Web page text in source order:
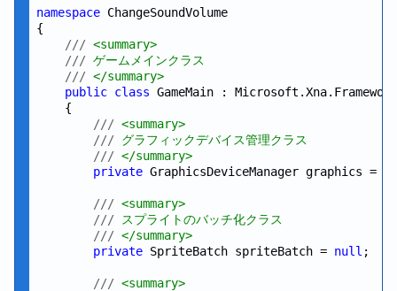
namespace ChangeSoundVolume
{
/// <summary>
/// ゲームメインクラス
/// </summary>
public class GameMain :
    {
/// <summary>
/// グラフィックデバイス管理クラス
/// </summary>
private GraphicsDeviceManager graphics =
/// <summary>
/// スプライトのバッチ化クラス
/// </summary>
private SpriteBatch spriteBatch = null ;
/// <summary>